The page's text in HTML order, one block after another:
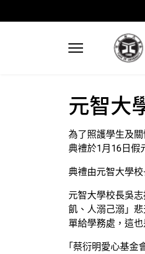
元智大
為了照護學生及
典禮於1月16日假
典禮由元智大學
元智大學校長吳
飢、人溺己溺」
單給學務處，這
｢蔡衍明愛心基金